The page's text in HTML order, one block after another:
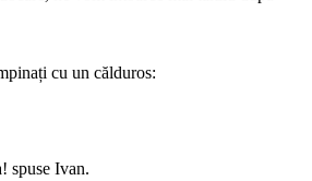
cu un călduros:
spuse Ivan.